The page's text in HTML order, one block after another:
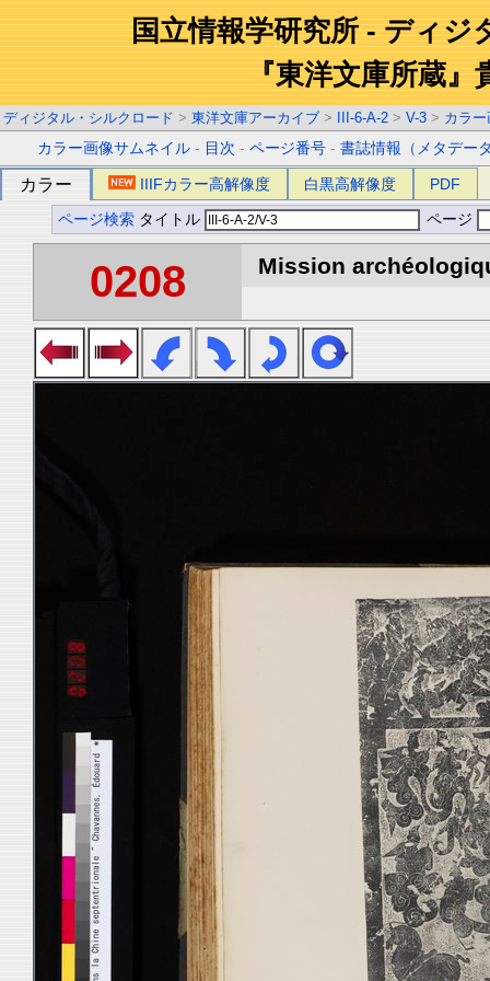
国立情報学研究所 - ディジ
『東洋文庫所蔵』
ディジタル・シルクロード > 東洋文庫アーカイブ > III-6-A-2 > V-3 > カラ
カラー画像サムネイル - 目次 -ページ番号 -書誌情報（メタデー
カラー IIIFカラー高解像度 白黒高解像度 PDF
ページ検索 タイトル ページ
0208 Mission